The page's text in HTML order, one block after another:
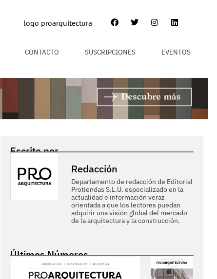
CONTACTO SUSCRIPCIONES EVENTOS
Escrito por
Redacción
Departamento de redacción de Editorial
Protiendas S.L.U. especializado en la
actualidad e información veraz
orientada a que los lectores puedan
adquirir una visión global del mercado
de la arquitectura y la construcción.
Últimos Números